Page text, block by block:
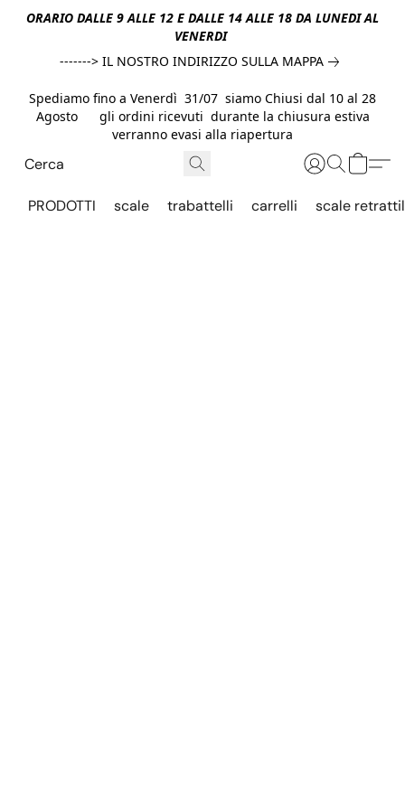
ORARIO DALLE 9 ALLE 12 E DALLE 14 ALLE 18 DA LUNEDI AL
VENERDI
-------> IL NOSTRO INDIRIZZO SULLA MAPPA
Spediamo fino a Venerdì 31/07 siamo Chiusi dal 10 al 28
Agosto gli ordini ricevuti durante la chiusura estiva
verranno evasi alla riapertura
PRODOTTI scale trabattelli carrelli scale